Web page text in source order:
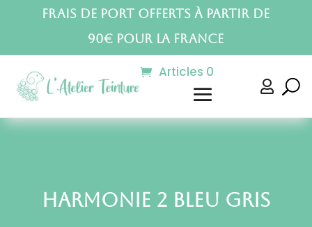
Frais de port offerts à partir de
90€ pour la France
Articles 0

Harmonie 2 Bleu Gris